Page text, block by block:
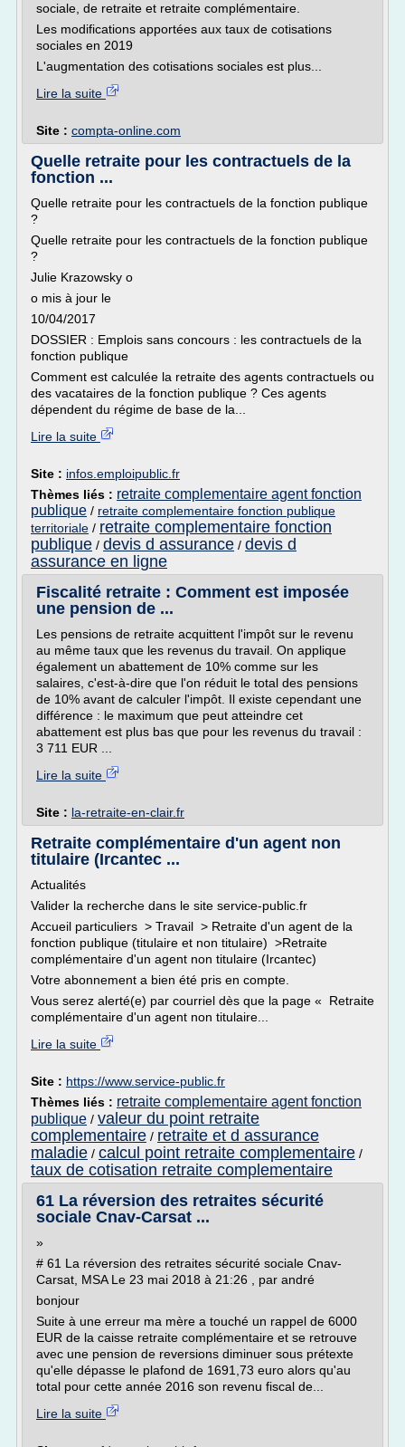
sociale, de retraite et retraite complémentaire.
Les modifications apportées aux taux de cotisations
sociales en 2019
L'augmentation des cotisations sociales est plus...
Lire la suite
Site : compta-online.com
Quelle retraite pour les contractuels de la
fonction ...
Quelle retraite pour les contractuels de la fonction publique
?
Quelle retraite pour les contractuels de la fonction publique
?
Julie Krazowsky o
o mis à jour le
10/04/2017
DOSSIER : Emplois sans concours : les contractuels de la
fonction publique
Comment est calculée la retraite des agents contractuels ou
des vacataires de la fonction publique ? Ces agents
dépendent du régime de base de la...
Lire la suite
Site : infos.emploipublic.fr
Thèmes liés : retraite complementaire agent fonction
publique / retraite complementaire fonction publique
territoriale / retraite complementaire fonction
publique / devis d assurance / devis d
assurance en ligne
Fiscalité retraite : Comment est imposée
une pension de ...
Les pensions de retraite acquittent l'impôt sur le revenu
au même taux que les revenus du travail. On applique
également un abattement de 10% comme sur les
salaires, c'est-à-dire que l'on réduit le total des pensions
de 10% avant de calculer l'impôt. Il existe cependant une
différence : le maximum que peut atteindre cet
abattement est plus bas que pour les revenus du travail :
3 711 EUR ...
Lire la suite
Site : la-retraite-en-clair.fr
Retraite complémentaire d'un agent non
titulaire (Ircantec ...
Actualités
Valider la recherche dans le site service-public.fr
Accueil particuliers > Travail > Retraite d'un agent de la
fonction publique (titulaire et non titulaire) >Retraite
complémentaire d'un agent non titulaire (Ircantec)
Votre abonnement a bien été pris en compte.
Vous serez alerté(e) par courriel dès que la page « Retraite
complémentaire d'un agent non titulaire...
Lire la suite
Site : https://www.service-public.fr
Thèmes liés : retraite complementaire agent fonction
publique / valeur du point retraite
complementaire / retraite et d assurance
maladie / calcul point retraite complementaire /
taux de cotisation retraite complementaire
61 La réversion des retraites sécurité
sociale Cnav-Carsat ...
»
# 61 La réversion des retraites sécurité sociale Cnav-
Carsat, MSA Le 23 mai 2018 à 21:26 , par andré
bonjour
Suite à une erreur ma mère a touché un rappel de 6000
EUR de la caisse retraite complémentaire et se retrouve
avec une pension de reversions diminuer sous prétexte
qu'elle dépasse le plafond de 1691,73 euro alors qu'au
total pour cette année 2016 son revenu fiscal de...
Lire la suite